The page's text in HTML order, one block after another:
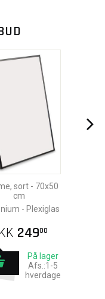
sort - 70x50
cm
- Plexiglas
24900
På lager
Afs.:1-5
hverdage